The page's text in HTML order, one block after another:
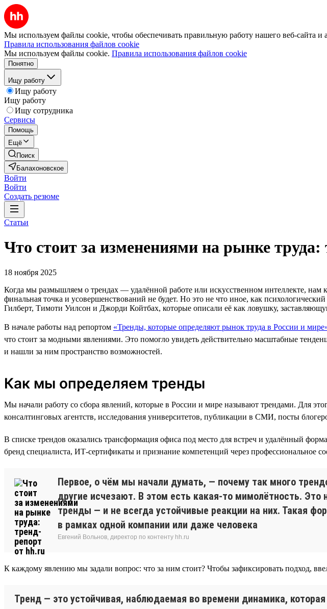
Мы используем файлы cookie, чтобы обеспечивать правильную работу нашего веб-сайта и
Правила использования файлов cookie
Мы используем файлы cookie. Правила использования файлов cookie
Понятно
Ищу работу
Ищу работу
Ищу работу
Ищу сотрудника
Сервисы
Помощь
Ещё
Поиск
Балахоновское
Войти
Войти
Создать резюме
Статьи
Что стоит за изменениями на рынке
18 ноября 2025
Когда мы размышляем о трендах — удалённой работе или искусственном интеллекте,
финальная точка и усовершенствований не будет. Но это не что иное, как
Гилберт, Тимоти Уилсон и Джорди Койтбах, которые описали её как ловушку,
В начале работы над репортом «Тренды, которые определяют рынок труда в России и
что стоит за модными явлениями. Это помогло увидеть действительно масштабные
и нашли за ним пространство возможностей.
Как мы определяем тренды
Мы начали работу со сбора явлений, которые в России и мире называют трендами. Для
консалтинговых агентств, исследования университетов, публикации в СМИ, посты
В списке трендов оказались трансформация офиса под место для встреч и удалённый
бренд специалиста, ИТ-сертификаты и признание компетенций через профессиональное
Первое, о чём мы начали думать, — почему так много
другие исчезают. В этом есть какая-то мимолётность.
тренды — и не всегда устойчивые реакции на них. Такая
в рамках одной компании или даже человека
Евгений Вольнов, директор по контенту hh.ru
К каждому явлению мы задали вопрос: что за ним стоит? Чтобы зафиксировать подход,
Тренд — это устойчивая, наблюдаемая во времени динамика,